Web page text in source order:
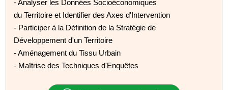
- Analyser les Données Socioéconomiques
du Territoire et Identifier des Axes d'Intervention
- Participer à la Définition de la Stratégie de
Développement d'un Territoire
- Aménagement du Tissu Urbain
- Maîtrise des Techniques d'Enquêtes